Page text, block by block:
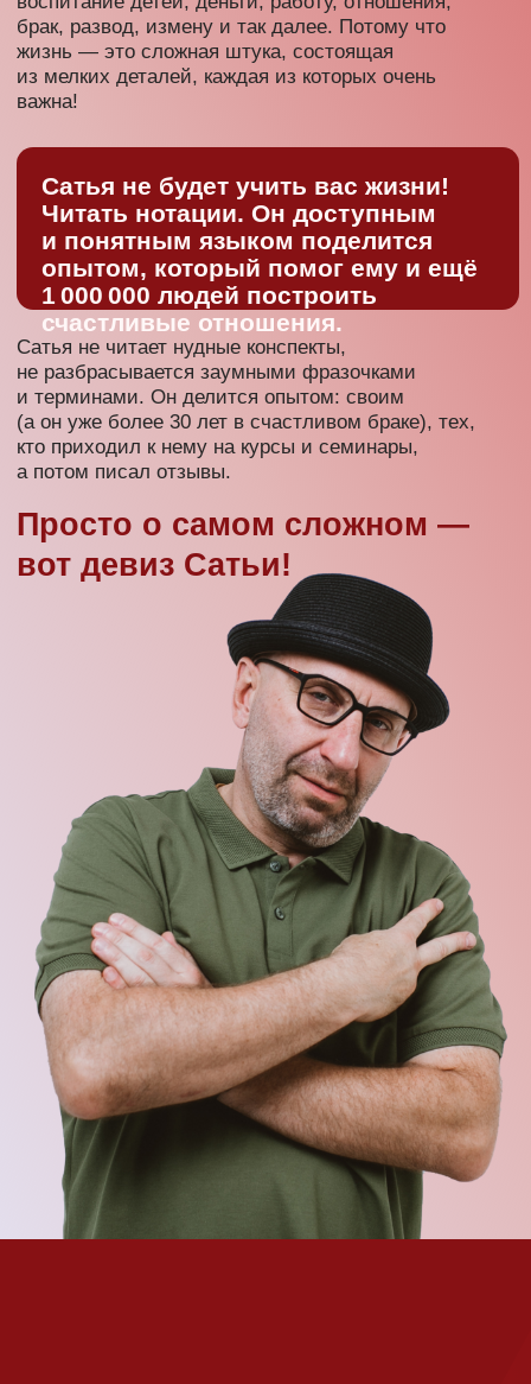
Почему
всё так
сложно?
Казалось бы, очень простые вещи: семья,
отношения. Мы ведь всю жизнь в этом варимся,
видим разный опыт, читаем умные книжки.
И считаем себя образованными людьми!
Почему же, когда дело доходит до нас, вся мудрость
куда-то улетучивается?
Вопросов много, они разные,
все жизненные и важные,
а решить их можно,посетив
семинары Сатьи в вашем
городе!
Приходите на семинар — и вы точно будете
знать ответы на вопросы:
Чего хочет женщина и как с ней построить
Как найти того самого достойного мужчину,
не размениваясь и не обжигаясь на всяких …
Можно ли полюбить себя, если всю жизнь
тебе рассказывали о твоей никчемности?
Как спасти жизнь от токсичных личностей,
которые табунами бегают в вашем окружении?
Как отключить режим «Я САМА!»
Почему же мужчина не желает делать
что-то для вашего счастья?
Приходите — слушаете
лекцию — получаете
пошаговую инструкцию —
получаете счастливую жизнь
Как